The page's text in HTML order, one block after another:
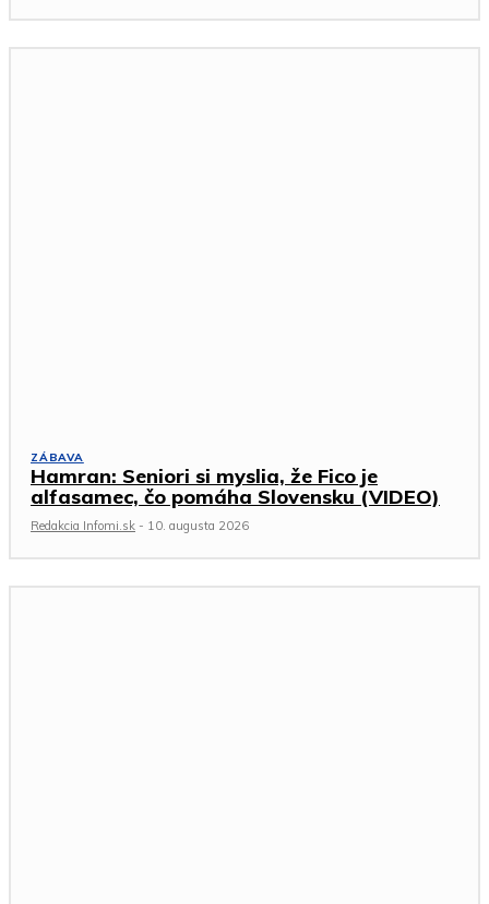
ZÁBAVA
Hamran: Seniori si myslia, že Fico je
alfasamec, čo pomáha Slovensku (VIDEO)
Redakcia Infomi.sk - 10. augusta 2026